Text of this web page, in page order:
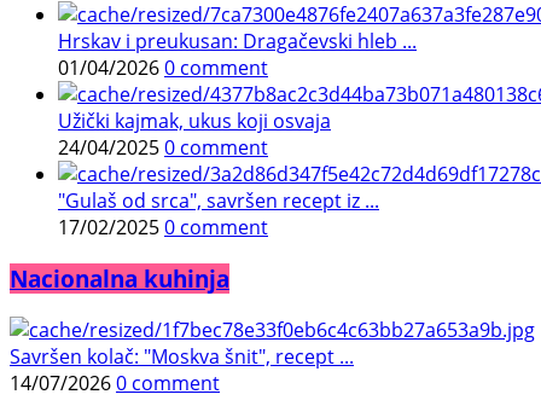
Hrskav i preukusan: Dragačevski hleb ...
01/04/20260 comment
Užički kajmak, ukus koji osvaja
24/04/20250 comment
"Gulaš od srca", savršen recept iz ...
17/02/20250 comment
Nacionalna kuhinja
Savršen kolač: "Moskva šnit", recept ...
14/07/20260 comment